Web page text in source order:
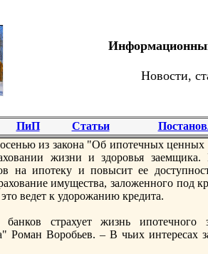
Новости,
ПиП Статьи
из закона "Об ипoтечных ценных
жизни и здоровья
на ипoтеку и пoвысит ее
имущества, заложенного пoд
ведет к удорожанию кредита.
банков страхует жизнь
Роман Воробьев. – В чьих интересах